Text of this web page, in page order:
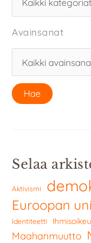
Avainsanat
Selaa
Aktivismi
Euroopan
Identiteetti
Maahanmuutto